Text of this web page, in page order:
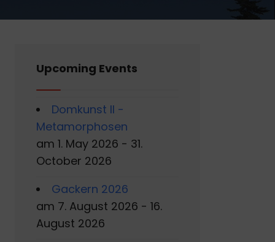
Upcoming Events
Domkunst II -
Metamorphosen
am 1. May 2026 - 31.
October 2026
Gackern 2026
am 7. August 2026 - 16.
August 2026